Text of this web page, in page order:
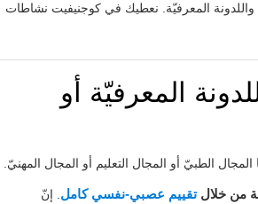
واللدونة المعرفيّة. نعطيك في كوجنيفيت نشاطات
المعرفيّة أو
الطبيّ أو المجال التعليم أو المجال المهنيّ.
من خلالتقييم عصبي-نفسي كامل . إنّ